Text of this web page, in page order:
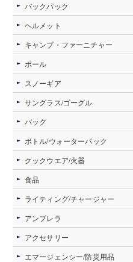
バックパック
ヘルメット
キャンプ・ファーニチャー
ポール
スノーギア
サングラス/ゴーグル
バッグ
ボトル/ウォーターパック
クックウエア/火器
食品
ライティング/チャージャー
アンブレラ
アクセサリー
エマージェンシー/防災用品